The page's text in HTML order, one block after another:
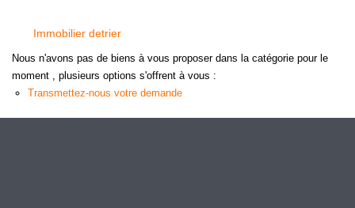
Immobilier detrier
Nous n'avons pas de biens à vous proposer dans la catégorie pour le
moment , plusieurs options s'offrent à vous :
Transmettez-nous votre demande